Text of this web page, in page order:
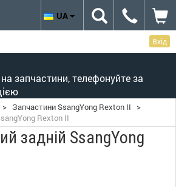
Вхід
запчастини, телефонуйте за
UA
> Запчастини SsangYong Rexton II
>
Rexton II
задній SsangYong